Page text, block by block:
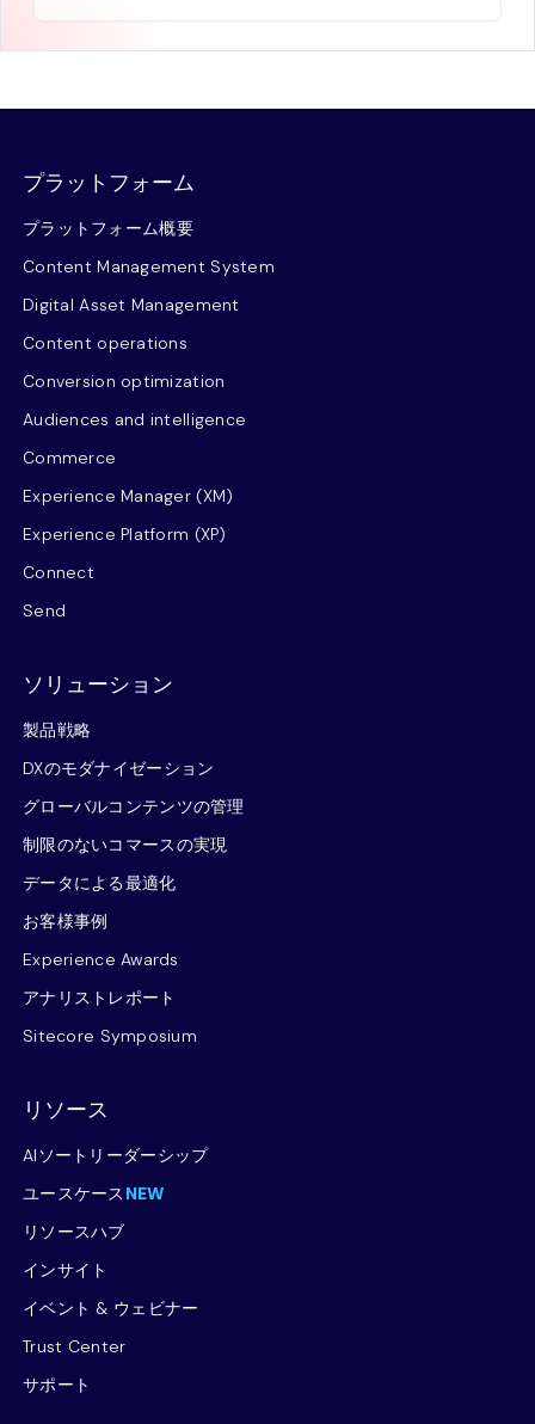
プラットフォーム
プラットフォーム概要
Content Management System
Digital Asset Management
Content operations
Conversion optimization
Audiences and intelligence
Commerce
Experience Manager (XM)
Experience Platform (XP)
Connect
Send
ソリューション
製品戦略
DXのモダナイゼーション
グローバルコンテンツの管理
制限のないコマースの実現
データによる最適化
お客様事例
Experience Awards
アナリストレポート
Sitecore Symposium
リソース
AIソートリーダーシップ
ユースケース NEW
リソースハブ
インサイト
イベント & ウェビナー
Trust Center
サポート